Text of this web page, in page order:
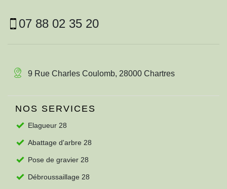
07 88 02 35 20
9 Rue Charles Coulomb, 28000 Chartres
NOS SERVICES
Elagueur 28
Abattage d'arbre 28
Pose de gravier 28
Débroussaillage 28